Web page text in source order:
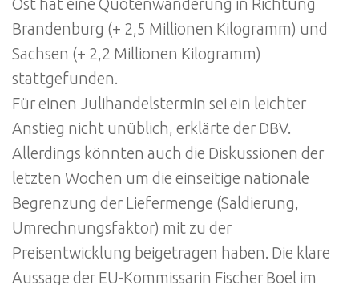
Ost hat eine Quotenwanderung in Richtung
Brandenburg (+ 2,5 Millionen Kilogramm) und
Sachsen (+ 2,2 Millionen Kilogramm)
stattgefunden.
Für einen Julihandelstermin sei ein leichter
Anstieg nicht unüblich, erklärte der DBV.
Allerdings könnten auch die Diskussionen der
letzten Wochen um die einseitige nationale
Begrenzung der Liefermenge (Saldierung,
Umrechnungsfaktor) mit zu der
Preisentwicklung beigetragen haben. Die klare
Aussage der EU-Kommissarin Fischer Boel im